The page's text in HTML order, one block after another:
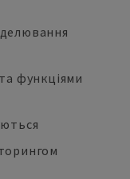
функціями